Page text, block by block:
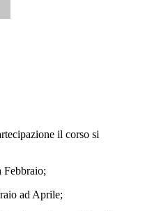
il corso si
Febbraio;
ad Aprile;